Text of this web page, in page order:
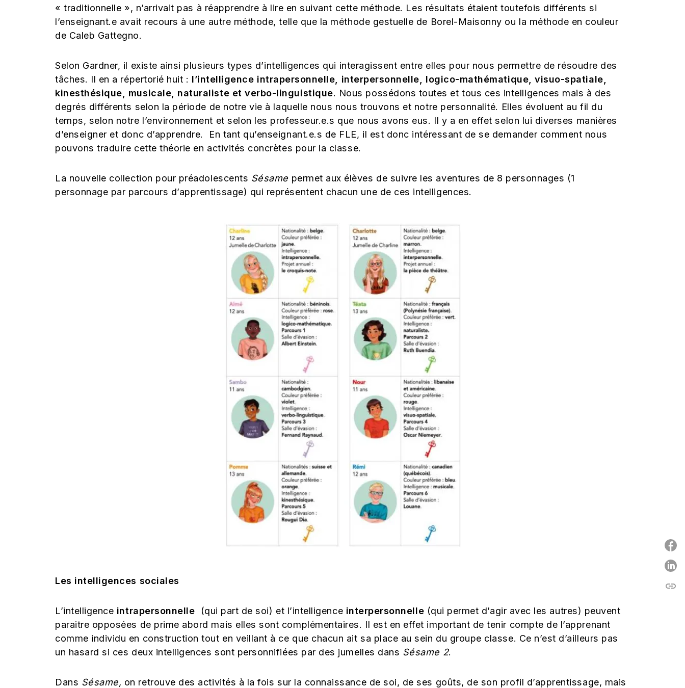
« traditionnelle », n’arrivait pas à réapprendre à lire en suivant cette méthode. Les résultats étaient toutefois différents si
l’enseignant.e avait recours à une autre méthode, telle que la méthode gestuelle de Borel-Maisonny ou la méthode en couleur
de Caleb Gattegno.
Selon Gardner, il existe ainsi plusieurs types d’intelligences qui interagissent entre elles pour nous permettre de résoudre des
tâches. Il en a répertorié huit : l’intelligence intrapersonnelle, interpersonnelle, logico-mathématique, visuo-spatiale,
kinesthésique, musicale, naturaliste et verbo-linguistique. Nous possédons toutes et tous ces intelligences mais à des
degrés différents selon la période de notre vie à laquelle nous nous trouvons et notre personnalité. Elles évoluent au fil du
temps, selon notre l’environnement et selon les professeur.e.s que nous avons eus. Il y a en effet selon lui diverses manières
d’enseigner et donc d’apprendre. En tant qu’enseignant.e.s de FLE, il est donc intéressant de se demander comment nous
pouvons traduire cette théorie en activités concrètes pour la classe.
La nouvelle collection pour préadolescents Sésamepermet aux élèves de suivre les aventures de 8 personnages (1
personnage par parcours d’apprentissage) qui représentent chacun une de ces intelligences.
Les intelligences sociales
L’intelligence intrapersonnelle (qui part de soi) et l’intelligence interpersonnelle (qui permet d’agir avec les autres) peuvent
paraitre opposées de prime abord mais elles sont complémentaires. Il est en effet important de tenir compte de l’apprenant
comme individu en construction tout en veillant à ce que chacun ait sa place au sein du groupe classe. Ce n’est d’ailleurs pas
un hasard si ces deux intelligences sont personnifiées par des jumelles dans Sésame 2.
Dans Sésame, on retrouve des activités à la fois sur la connaissance de soi, de ses goûts, de son profil d’apprentissage, mais
link